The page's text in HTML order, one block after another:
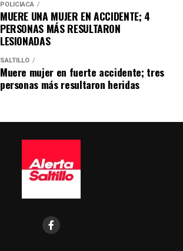
POLICÍACA
MUERE UNA MUJER EN ACCIDENTE; 4
PERSONAS MÁS RESULTARON
LESIONADAS
SALTILLO
Muere mujer en fuerte accidente; tres
personas más resultaron heridas